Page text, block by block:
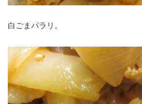
白ごまパラリ。